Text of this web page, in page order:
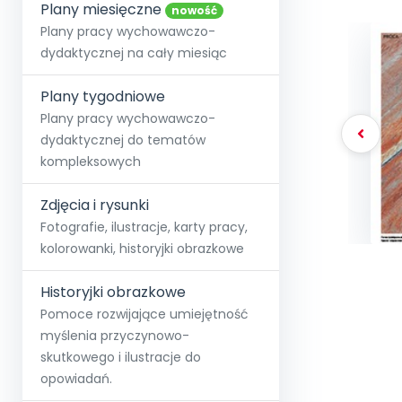
Społeczność
+48 12 631 04 10
kontakt@blizejprzedszkola.pl
O miesięczniku
Strona główna
Strefy,
O Akademii
Akademia
Poznaj pakiet MAX
Testuj przez 7 dni
E-
∞Pakiet
Pełen
Wszystkie projekty
Skontaktuj się
Dodaj wpis
Plany miesięczne nowość
Plany pracy wychowawczo-
dydaktycznej na cały miesiąc
Plany tygodniowe
Plany pracy wychowawczo-
dydaktycznej do tematów
kompleksowych
Zdjęcia i rysunki
Fotografie, ilustracje, karty pracy,
kolorowanki, historyjki obrazkowe
Historyjki obrazkowe
Pomoce rozwijające umiejętność
myślenia przyczynowo-
skutkowego i ilustracje do
opowiadań.